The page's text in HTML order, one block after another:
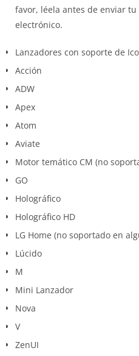
favor, léela antes de enviar
electrónico.
Lanzadores con soporte de
Acción
ADW
Apex
Atom
Aviate
Motor temático CM (no
GO
Holográfico
Holográfico HD
LG Home (no soportado en
Lúcido
M
Mini Lanzador
Nova
V
ZenUI